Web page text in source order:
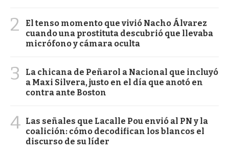
2
El tenso momento que vivió Nacho Álvarez
cuando una prostituta descubrió que llevaba
micrófono y cámara oculta
3
La chicana de Peñarol a Nacional que incluyó
a Maxi Silvera, justo en el día que anotó en
contra ante Boston
4 Las señales que Lacalle Pou envió al PN y la
coalición: cómo decodifican los blancos el
discurso de su líder